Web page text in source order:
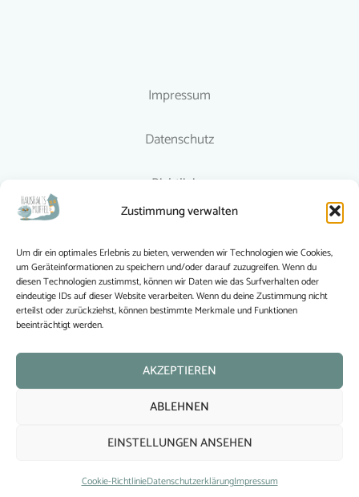
Zustimmung verwalten
Um dir ein optimales Erlebnis zu bieten, verwenden wir Technologien wie Cookies,
um Geräteinformationen zu speichern und/oder darauf zuzugreifen. Wenn du
diesen Technologien zustimmst, können wir Daten wie das Surfverhalten oder
eindeutige IDs auf dieser Website verarbeiten. Wenn du deine Zustimmung nicht
erteilst oder zurückziehst, können bestimmte Merkmale und Funktionen
beeinträchtigt werden.
AKZEPTIEREN
ABLEHNEN
EINSTELLUNGEN ANSEHEN
Cookie-RichtlinieDatenschutzerklärungImpressum
Impressum
Datenschutz
Richtlinien
Haushaltsmuffel folgen
Wonach suchst Du?